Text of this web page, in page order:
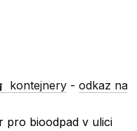
kontejnery -odkaz na
pro bioodpad v ulici